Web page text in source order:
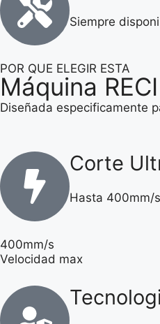
Siempre
POR QUE ELEGIR ESTA
Máquina
Diseñada especificamente
Corte
Hasta 400mm/
400mm/s
Velocidad max